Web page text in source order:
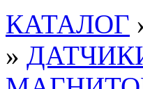
КАТАЛОГ
»